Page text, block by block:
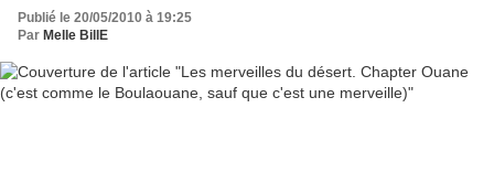
Publié le 20/05/2010 à 19:25
Par Melle BillE